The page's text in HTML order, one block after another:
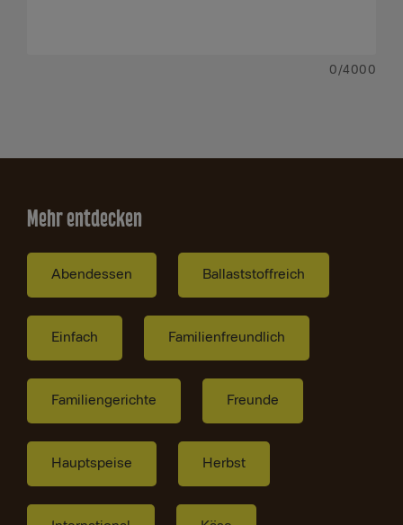
0 /4000
Mehr entdecken
Abendessen Ballaststoffreich
Einfach Familienfreundlich
Familiengerichte Freunde
Hauptspeise Herbst